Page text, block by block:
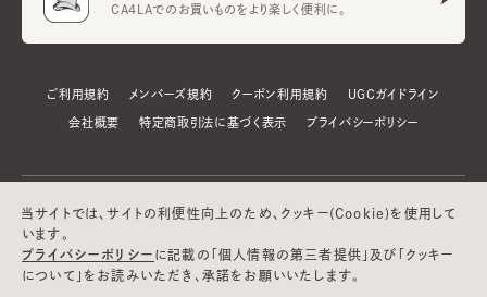
CA4LAでのお買いものをより楽しく便利に。
ご利用規約 メンバーズ規約 クーポン利用規約 UGCガイドライン
会社概要 特定商取引法に基づく表示 プライバシーポリシー
当サイトでは、サイトの利便性向上のため、クッキー(Cookie)を使用して
います。
プライバシーポリシー に記載の「個人情報の第三者提供」及び「クッキー
について」をお読みいただき、承諾をお願いいたします。